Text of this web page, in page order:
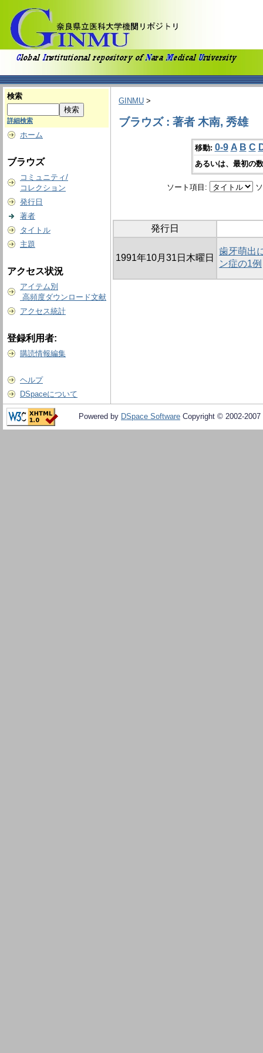
検索
詳細検索
ホーム
ブラウズ
コミュニティ/
コレクション
発行日
著者
タイトル
主題
アクセス状況
アイテム別
高頻度ダウンロード文献
アクセス統計
登録利用者:
購読情報編集
ヘルプ
DSpaceについて
GINMU >
ブラウズ : 著者 木南, 秀雄
移動: 0-9 A B C
あるいは、最初の
ソート項目:
発行日
1991年10月31日木曜日
歯牙萌出
ン症の1例
Powered by DSpace Software Copyright © 2002-2007